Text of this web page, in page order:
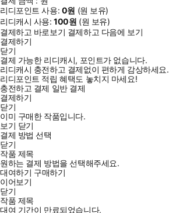
리디포인트 사용: 0원 (원 보유)
리디캐시 사용:100원 (원 보유)
결제하고 바로보기 결제하고 다음에 보기
결제하기
닫기
결제 가능한 리디캐시, 포인트가 없습니다.
리디캐시 충전하고 결제없이 편하게 감상하세요.
리디포인트 적립 혜택도 놓치지 마세요!
충전하고 결제 일반 결제
결제하기
닫기
이미 구매한 작품입니다.
보기 닫기
결제 방법 선택
닫기
작품 제목
원하는 결제 방법을 선택해주세요.
대여하기 구매하기
이어보기
닫기
작품 제목
대여 기간이 만료되었습니다.